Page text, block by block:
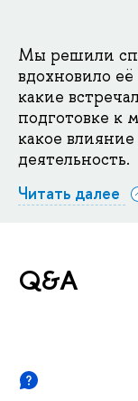
Мы решили
вдохновило
какие
подготовке к
какое
деятельность.
Читать далее
Q&A